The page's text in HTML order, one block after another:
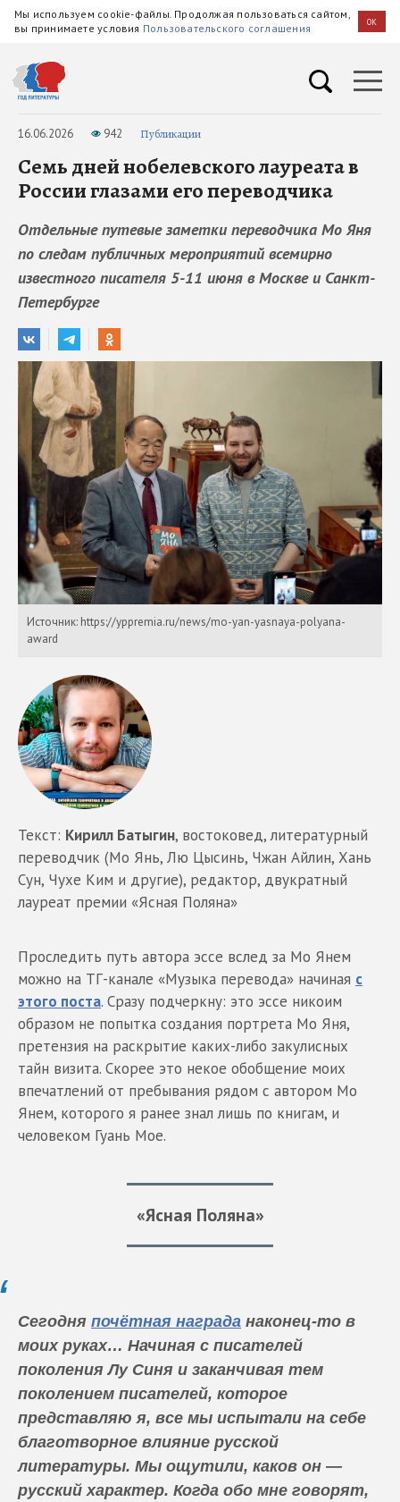
Мы используем cookie-файлы. Продолжая пользоваться сайтом,
вы принимаете условия Пользовательского соглашения OK
16.06.2026 942 Публикации
Cемь дней нобелевского лауреата в
России глазами его переводчика
Отдельные путевые заметки переводчика Мо Яня
по следам публичных мероприятий всемирно
известного писателя 5-11 июня в Москве и Санкт-
Петербурге
Источник: https://yppremia.ru/news/mo-yan-yasnaya-polyana-
award
Текст: Кирилл Батыгин, востоковед, литературный
переводчик (Мо Янь, Лю Цысинь, Чжан Айлин, Хань
Сун, Чухе Ким и другие), редактор, двукратный
лауреат премии «Ясная Поляна»
Проследить путь автора эссе вслед за Мо Янем
можно на ТГ-канале «Музыка перевода» начиная с
этого поста. Сразу подчеркну: это эссе никоим
образом не попытка создания портрета Мо Яня,
претензия на раскрытие каких-либо закулисных
тайн визита. Скорее это некое обобщение моих
впечатлений от пребывания рядом с автором Мо
Янем, которого я ранее знал лишь по книгам, и
человеком Гуань Мое.
«Ясная Поляна»
Сегодня почётная награда наконец-то в
моих руках… Начиная с писателей
поколения Лу Синя и заканчивая тем
поколением писателей, которое
представляю я, все мы испытали на себе
благотворное влияние русской
литературы. Мы ощутили, каков он —
русский характер. Когда обо мне говорят,